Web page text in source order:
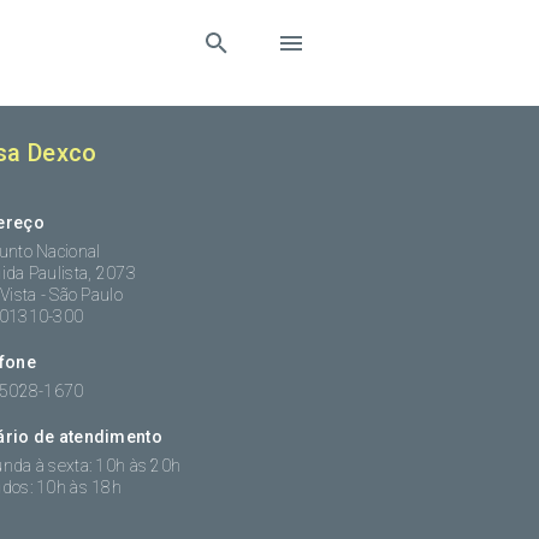
Dexco
Nacional
Paulista, 2073
- São Paulo
300
1670
de atendimento
à sexta: 10h às 20h
10h às 18h